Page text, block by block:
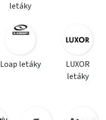
letáky
Loap letáky
LUXOR
letáky